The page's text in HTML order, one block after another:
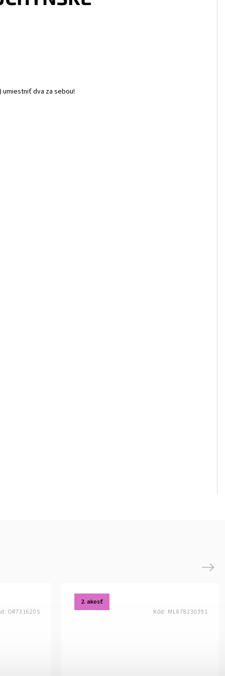
umiestniť dva za sebou!
OR731620S
2. akosť
Kód: ML878230391
Next